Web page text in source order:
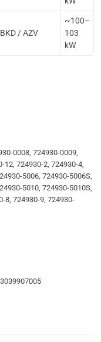
BKD / AZV
~100–
103
kW
0008, 724930-0009,
12, 724930-2, 724930-4,
5006, 724930-5006S,
5010, 724930-5010S,
8, 724930-9, 724930-